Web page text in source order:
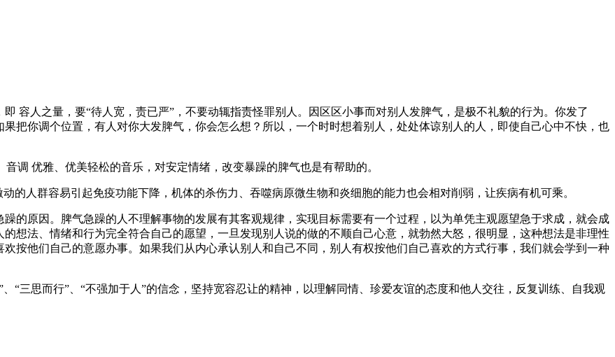
即 容人之量，要“待人宽，责已严”，不要动辄指责怪罪别人。因区区小事而对别人发脾气，是极不礼貌的行为。你发了
把你调个位置，有人对你大发脾气，你会怎么想？所以，一个时时想着别人，处处体谅别人的人，即使自己心中不快，也
调 优雅、优美轻松的音乐，对安定情绪，改变暴躁的脾气也是有帮助的。
的人群容易引起免疫功能下降，机体的杀伤力、吞噬病原微生物和炎细胞的能力也会相对削弱，让疾病有机可乘。
的原因。脾气急躁的人不理解事物的发展有其客观规律，实现目标需要有一个过程，以为单凭主观愿望急于求成，就会成
想法、情绪和行为完全符合自己的愿望，一旦发现别人说的做的不顺自己心意，就勃然大怒，很明显，这种想法是非理性
按他们自己的意愿办事。如果我们从内心承认别人和自己不同，别人有权按他们自己喜欢的方式行事，我们就会学到一种
“三思而行”、“不强加于人”的信念，坚持宽容忍让的精神，以理解同情、珍爱友谊的态度和他人交往，反复训练、自我观